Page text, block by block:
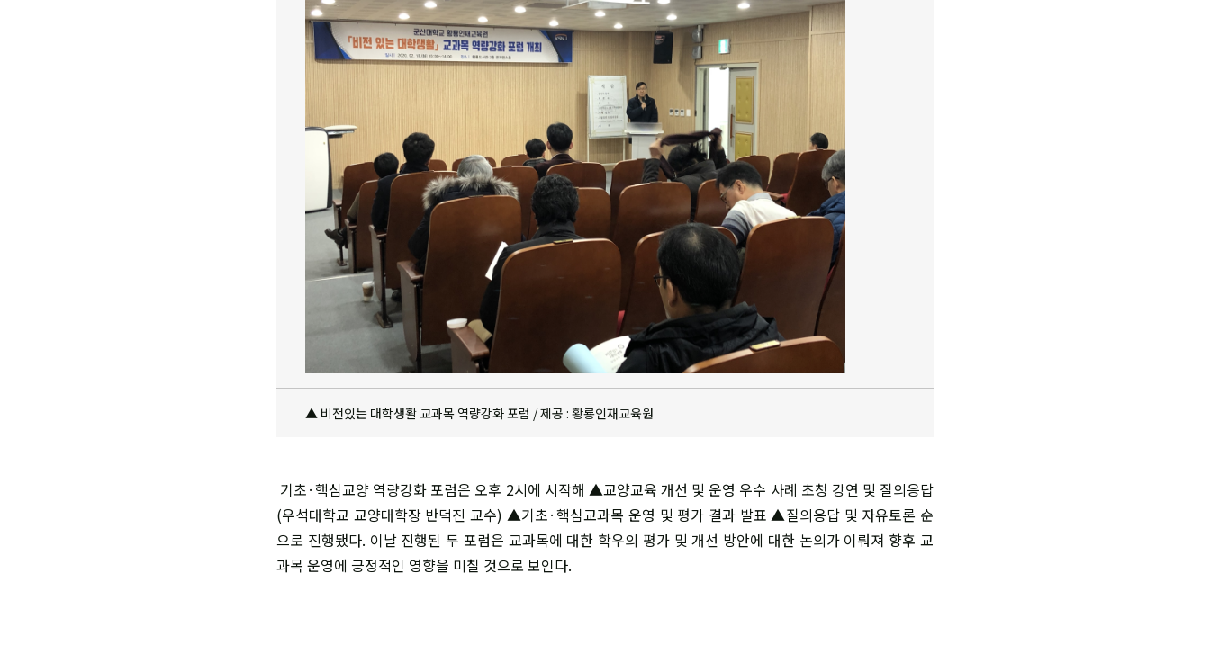
▲ 비전있는 대학생활 교과목 역량강화 포럼 / 제공 : 황룡인재교육원
기초·핵심교양 역량강화 포럼은 오후 2시에 시작해 ▲교양교육 개선 및 운영 우수 사례 초청 강연 및 질의응답
(우석대학교 교양대학장 반덕진 교수) ▲기초·핵심교과목 운영 및 평가 결과 발표 ▲질의응답 및 자유토론 순
으로 진행됐다. 이날 진행된 두 포럼은 교과목에 대한 학우의 평가 및 개선 방안에 대한 논의가 이뤄져 향후 교
과목 운영에 긍정적인 영향을 미칠 것으로 보인다.